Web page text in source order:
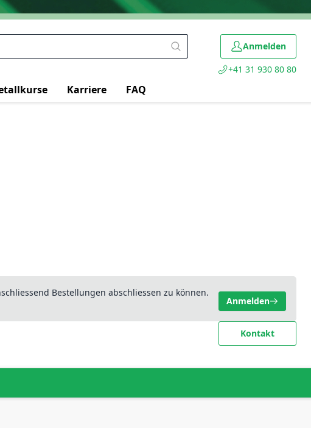
Anmelden
+41 31 930 80 80
Karriere FAQ
Bestellungen abschliessen zu können.
Anmelden
Kontakt